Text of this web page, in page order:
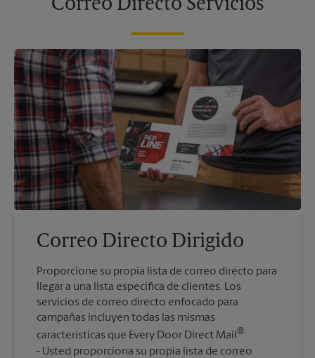
Correo Directo Servicios
Correo Directo Dirigido
Proporcione su propia lista de correo directo para
llegar a una lista específica de clientes. Los
servicios de correo directo enfocado para
campañas incluyen todas las mismas
características que Every Door Direct Mail®:
Usted proporciona su propia lista de correo